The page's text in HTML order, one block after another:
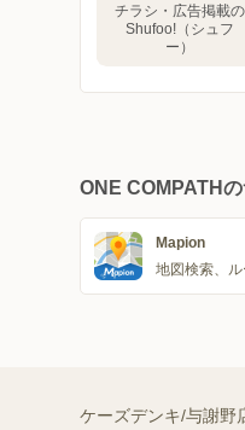
チラシ・広告掲載の
Shufoo!（シュフ
ー）
ONE COMPATH
Mapion
地図検索、
ケーズデンキ/与謝野